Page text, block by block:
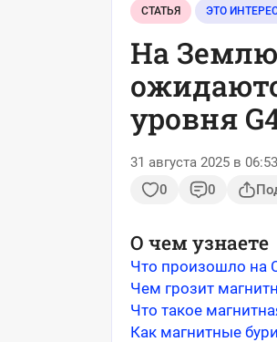
СТАТЬЯ ЭТО
На
уровня
31 августа 2025 в 06:53
0
0
О чем узнаете
Что произошло на
Чем грозит
Что такое
Как магнитные